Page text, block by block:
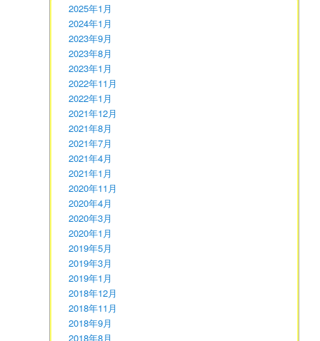
2025年1月
2024年1月
2023年9月
2023年8月
2023年1月
2022年11月
2022年1月
2021年12月
2021年8月
2021年7月
2021年4月
2021年1月
2020年11月
2020年4月
2020年3月
2020年1月
2019年5月
2019年3月
2019年1月
2018年12月
2018年11月
2018年9月
2018年8月